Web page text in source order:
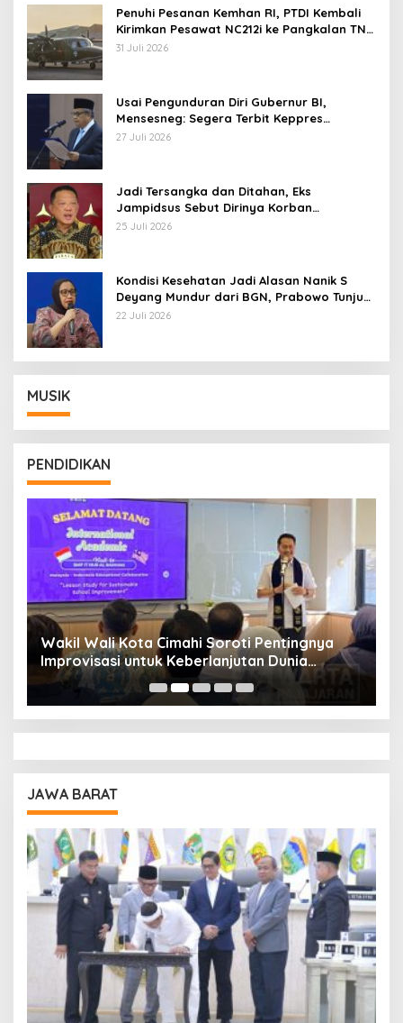
Penuhi Pesanan Kemhan RI, PTDI Kembali
Kirimkan Pesawat NC212i ke Pangkalan TNI
AU
31 Juli 2026
Usai Pengunduran Diri Gubernur BI,
Mensesneg: Segera Terbit Keppres
Pemberhentian dengan Hormat
27 Juli 2026
Jadi Tersangka dan Ditahan, Eks
Jampidsus Sebut Dirinya Korban
Kriminalisasi
25 Juli 2026
Kondisi Kesehatan Jadi Alasan Nanik S
Deyang Mundur dari BGN, Prabowo Tunjuk
Wamentan Sudaryono
22 Juli 2026
MUSIK
PENDIDIKAN
Wakil Wali Kota Cimahi Soroti Pentingnya
Improvisasi untuk Keberlanjutan Dunia
Pendidikan
JAWA BARAT